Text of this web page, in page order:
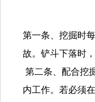
第一条、挖掘时
故。铲斗下落时
第二条、配合挖
内工作。若必须